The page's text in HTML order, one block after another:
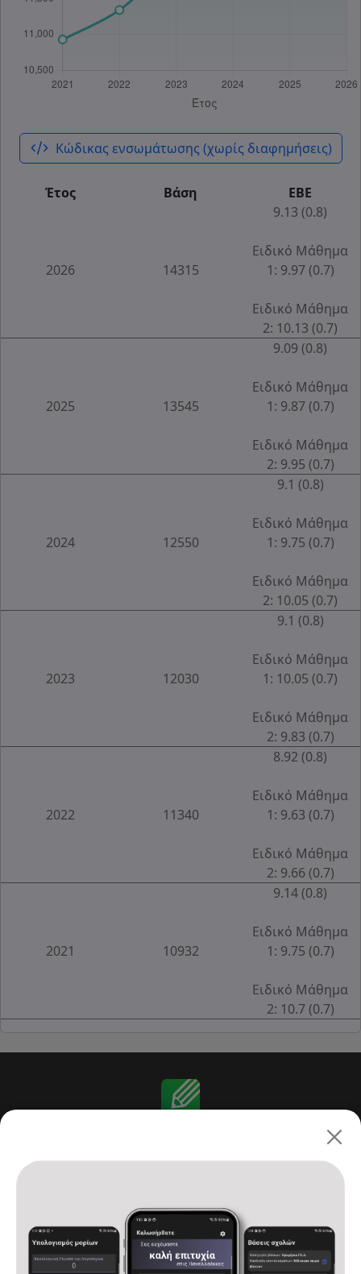
code_xml Κώδικας ενσωμάτωσης (χωρίς διαφημήσεις)
Έτος Βάση ΕΒΕ
2026 14315
9.13 (0.8)
Ειδικό Μάθημα
1: 9.97 (0.7)
Ειδικό Μάθημα
2: 10.13 (0.7)
2025 13545
9.09 (0.8)
Ειδικό Μάθημα
1: 9.87 (0.7)
Ειδικό Μάθημα
2: 9.95 (0.7)
2024 12550
9.1 (0.8)
Ειδικό Μάθημα
1: 9.75 (0.7)
Ειδικό Μάθημα
2: 10.05 (0.7)
2023 12030
9.1 (0.8)
Ειδικό Μάθημα
1: 10.05 (0.7)
Ειδικό Μάθημα
2: 9.83 (0.7)
2022 11340
8.92 (0.8)
Ειδικό Μάθημα
1: 9.63 (0.7)
Ειδικό Μάθημα
2: 9.66 (0.7)
2021 10932
9.14 (0.8)
Ειδικό Μάθημα
1: 9.75 (0.7)
Ειδικό Μάθημα
2: 10.7 (0.7)
Αρχική